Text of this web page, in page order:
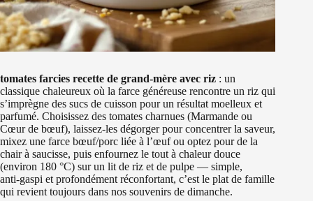
tomates farcies recette de grand-mère avec riz : un
classique chaleureux où la farce généreuse rencontre un riz qui
s’imprègne des sucs de cuisson pour un résultat moelleux et
parfumé. Choisissez des tomates charnues (Marmande ou
Cœur de bœuf), laissez-les dégorger pour concentrer la saveur,
mixez une farce bœuf/porc liée à l’œuf ou optez pour de la
chair à saucisse, puis enfournez le tout à chaleur douce
(environ 180 °C) sur un lit de riz et de pulpe — simple,
anti‑gaspi et profondément réconfortant, c’est le plat de famille
qui revient toujours dans nos souvenirs de dimanche.